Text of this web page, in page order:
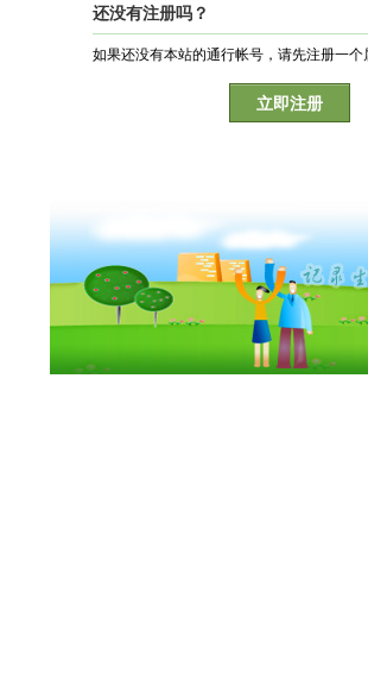
还没有注册吗？
如果还没有本站的通行帐号，请先注册一个
立即注册